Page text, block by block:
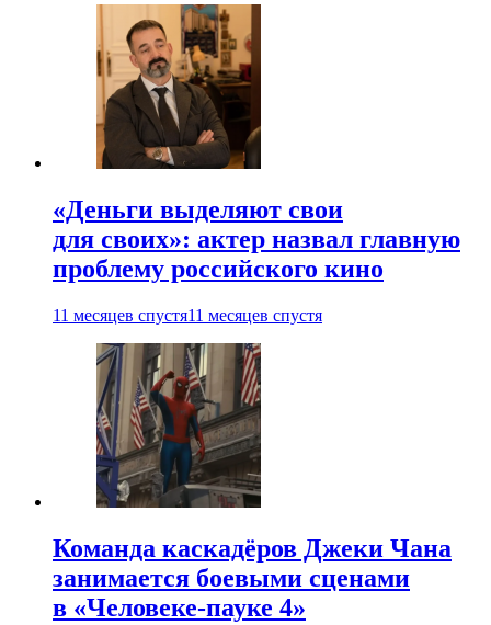
«Деньги выделяют свои
для своих»: актер назвал главную
проблему российского кино
11 месяцев спустя11 месяцев спустя
Команда каскадёров Джеки Чана
занимается боевыми сценами
в «Человеке-пауке 4»